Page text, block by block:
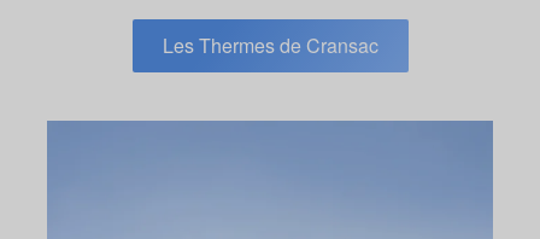
Les Thermes de Cransac